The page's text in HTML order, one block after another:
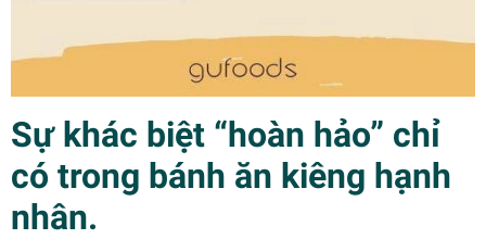
Sự khác biệt “hoàn hảo” chỉ
có trong bánh ăn kiêng hạnh
nhân.